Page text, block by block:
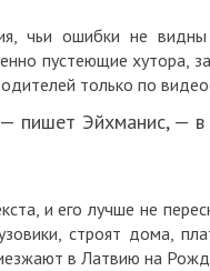
чьи ошибки не видны
пустеющие хутора,
только по
пишет Эйхманис, —
и его лучше не
строят дома,
в Латвию на